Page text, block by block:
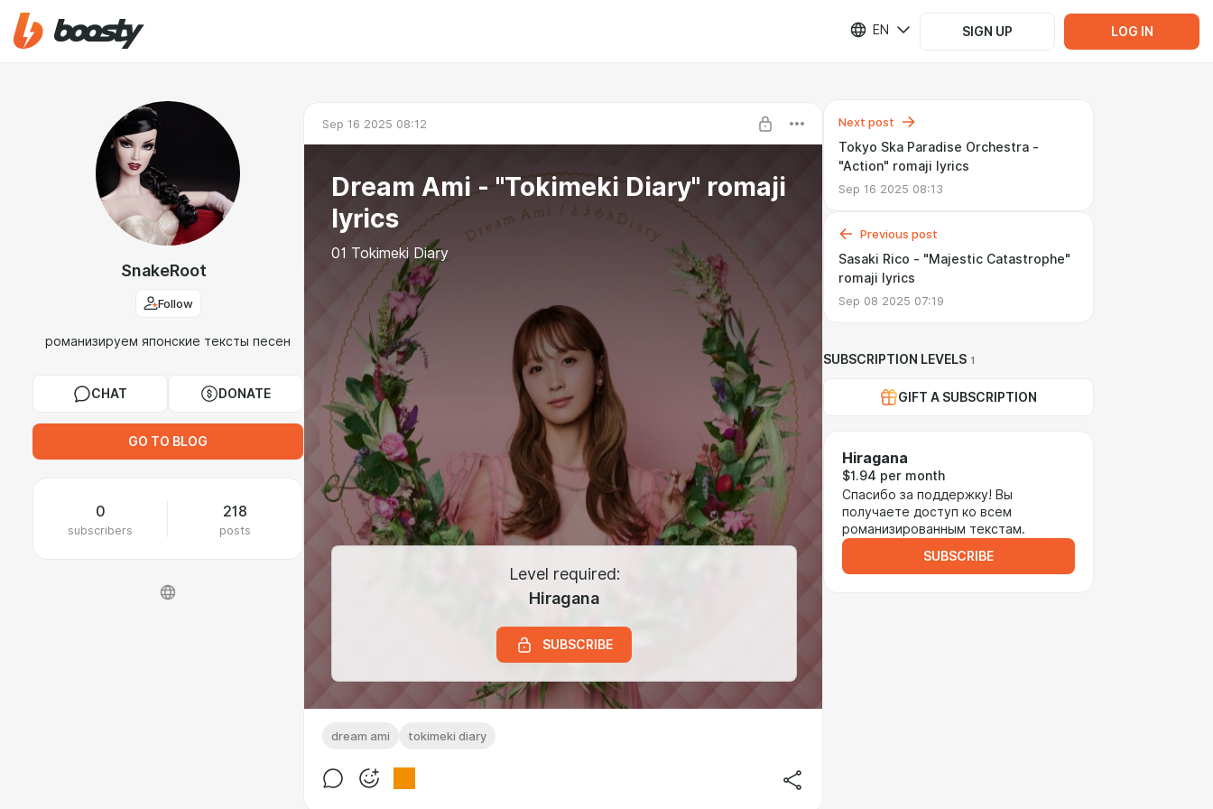
EN SIGN UP LOG IN
SnakeRoot
Follow
романизируем японские тексты песен
CHAT DONATE
GO TO BLOG
0
subscribers
218
posts
Sep 16 2025 08:12
Dream Ami - "Tokimeki Diary" romaji
lyrics
01 Tokimeki Diary
Level required:
Hiragana
SUBSCRIBE
dream ami tokimeki diary
Next post
Tokyo Ska Paradise Orchestra -
"Action" romaji lyrics
Sep 16 2025 08:13
Previous post
Sasaki Rico - "Majestic Catastrophe"
romaji lyrics
Sep 08 2025 07:19
SUBSCRIPTION LEVELS 1
GIFT A SUBSCRIPTION
Hiragana
$1.94 per month
Спасибо за поддержку! Вы
получаете доступ ко всем
романизированным текстам.
SUBSCRIBE